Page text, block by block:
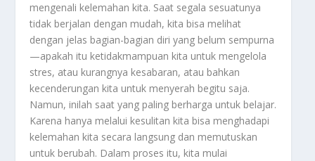
mengenali kelemahan kita. Saat segala sesuatunya
tidak berjalan dengan mudah, kita bisa melihat
dengan jelas bagian-bagian diri yang belum sempurna
—apakah itu ketidakmampuan kita untuk mengelola
stres, atau kurangnya kesabaran, atau bahkan
kecenderungan kita untuk menyerah begitu saja.
Namun, inilah saat yang paling berharga untuk belajar.
Karena hanya melalui kesulitan kita bisa menghadapi
kelemahan kita secara langsung dan memutuskan
untuk berubah. Dalam proses itu, kita mulai